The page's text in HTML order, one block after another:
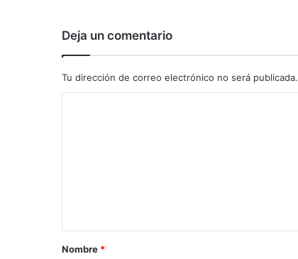
Deja un comentario
Tu dirección de correo electrónico no será publicada.
a
r
Nombre *